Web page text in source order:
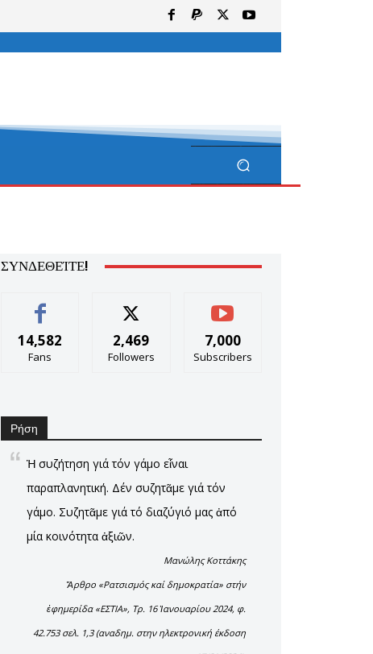
ΣΥΝΔΕΘΕΊΤΕ!
14,582
Fans
2,469
Followers
7,000
Subscribers
Ρήση
Ἡ συζήτηση γιά τόν γάμο εἶναι
παραπλανητική. Δέν συζητᾶμε γιά τόν
γάμο. Συζητᾶμε γιά τό διαζύγιό μας ἀπό
μία κοινότητα ἀξιῶν.
Μανώλης Κοττάκης
Ἄρθρο «Ρατσισμός καί δημοκρατία» στήν
ἐφημερίδα «ΕΣΤΙΑ», Τρ. 16 Ἰανουαρίου 2024, φ.
42.753 σελ. 1,3 (αναδημ. στην ηλεκτρονική έκδοση